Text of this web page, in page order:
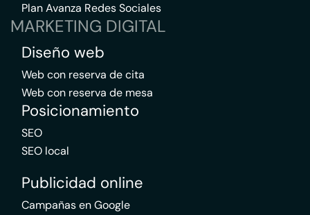
Plan Avanza Redes Sociales
MARKETING DIGITAL
Diseño web
Web con reserva de cita
Web con reserva de mesa
Posicionamiento
SEO
SEO local
Publicidad online
Campañas en Google